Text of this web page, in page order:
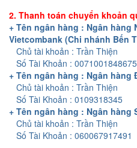
2. Thanh toán chuyển khoản
+ Tên ngân hàng : Ngân hàng
Vietcombank (Chi nhánh Bến
Chủ tài khoản : Trần Thiện
Số Tài Khoản : 0071001848675
+ Tên ngân hàng : Ngân hàng
Chủ tài khoản : Trần Thiện
Số Tài Khoản : 0109318345
+ Tên ngân hàng : Ngân hàng
Chủ tài khoản : Trần Thiện
Số Tài Khoản : 060067917491